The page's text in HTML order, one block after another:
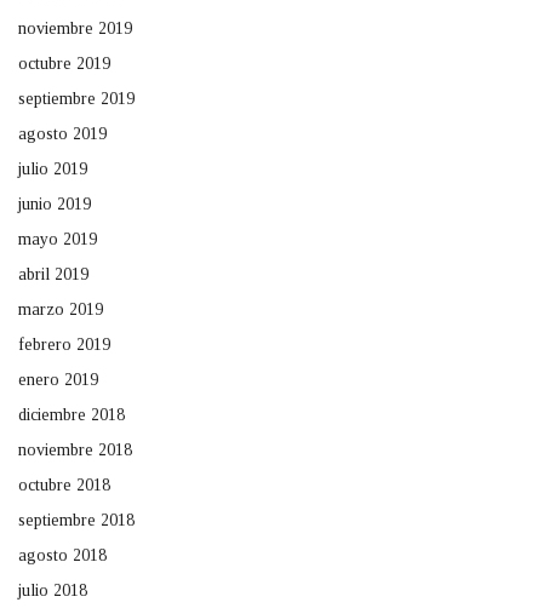
noviembre 2019
octubre 2019
septiembre 2019
agosto 2019
julio 2019
junio 2019
mayo 2019
abril 2019
marzo 2019
febrero 2019
enero 2019
diciembre 2018
noviembre 2018
octubre 2018
septiembre 2018
agosto 2018
julio 2018